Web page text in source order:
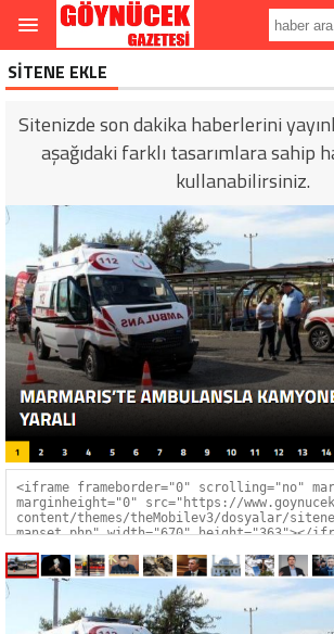
SİTENE EKLE
Sitenizde son dakika haberlerini
aşağıdaki farklı tasarımlara sahip
kullanabilirsiniz.